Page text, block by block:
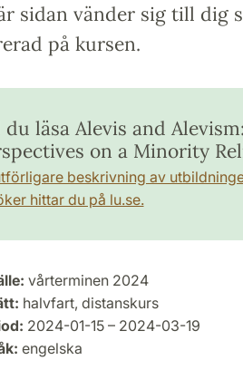
sidan vänder sig till dig
på kursen.
läsa Alevis and
on a Minority
beskrivning av
hittar du på lu.se.
vårterminen 2024
halvfart, distanskurs
2024-01-15 – 2024-03-19
engelska